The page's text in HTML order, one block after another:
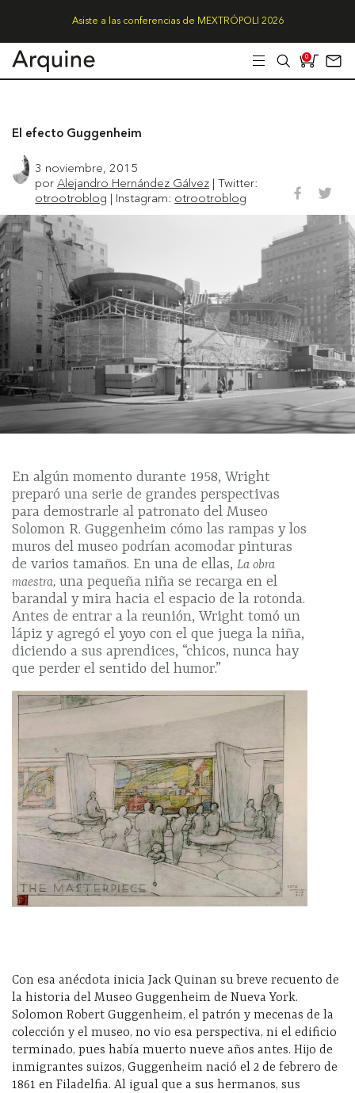
Asiste a las conferencias de MEXTRÓPOLI 2026
0
El efecto Guggenheim
3 noviembre, 2015
porAlejandro Hernández Gálvez | Twitter:
otrootroblog | Instagram: otrootroblog
En algún momento durante 1958, Wright
preparó una serie de grandes perspectivas
para demostrarle al patronato del Museo
Solomon R. Guggenheim cómo las rampas y los
muros del museo podrían acomodar pinturas
de varios tamaños. En una de ellas, La obra
maestra, una pequeña niña se recarga en el
barandal y mira hacia el espacio de la rotonda.
Antes de entrar a la reunión, Wright tomó un
lápiz y agregó el yoyo con el que juega la niña,
diciendo a sus aprendices, “chicos, nunca hay
que perder el sentido del humor.”
Con esa anécdota inicia Jack Quinan su breve recuento de
la historia del Museo Guggenheim de Nueva York.
Solomon Robert Guggenheim, el patrón y mecenas de la
colección y el museo, no vio esa perspectiva, ni el edificio
terminado, pues había muerto nueve años antes. Hijo de
inmigrantes suizos, Guggenheim nació el 2 de febrero de
1861 en Filadelfia. Al igual que a sus hermanos, sus